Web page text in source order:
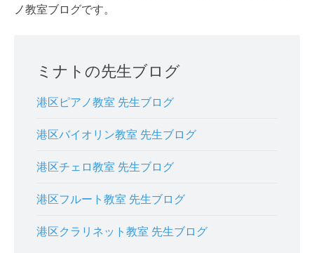
ノ教室ブログです。
ミナトの先生ブログ
港区ピアノ教室 先生ブログ
港区バイオリン教室 先生ブログ
港区チェロ教室 先生ブログ
港区フルート教室 先生ブログ
港区クラリネット教室 先生ブログ